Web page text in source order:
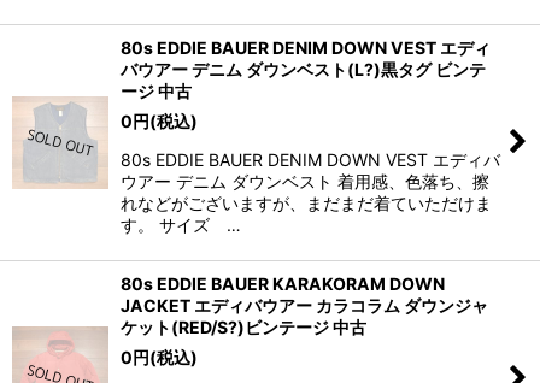
80s EDDIE BAUER DENIM DOWN VEST エディ
バウアー デニム ダウンベスト(L?)黒タグ ビンテ
ージ 中古
0円(税込)
80s EDDIE BAUER DENIM DOWN VEST エディバ
ウアー デニム ダウンベスト 着用感、色落ち、擦
れなどがございますが、まだまだ着ていただけま
す。 サイズ …
80s EDDIE BAUER KARAKORAM DOWN
JACKET エディバウアー カラコラム ダウンジャ
ケット(RED/S?)ビンテージ 中古
0円(税込)